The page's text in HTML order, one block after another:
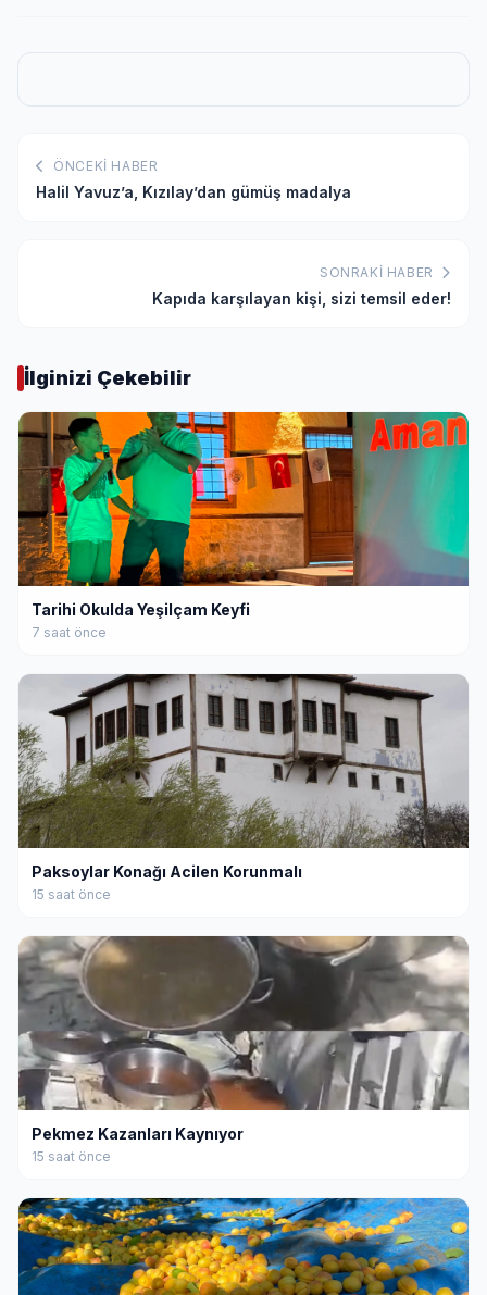
ÖNCEKI HABER
Halil Yavuz’a, Kızılay’dan gümüş madalya
SONRAKI HABER
Kapıda karşılayan kişi, sizi temsil eder!
İlginizi Çekebilir
Tarihi Okulda Yeşilçam Keyfi
7 saat önce
Paksoylar Konağı Acilen Korunmalı
15 saat önce
Pekmez Kazanları Kaynıyor
15 saat önce